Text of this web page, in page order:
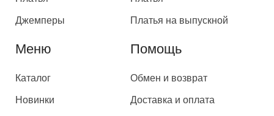
Джемперы Платья на выпускной
Меню
Каталог
Новинки
Помощь
Обмен и возврат
Доставка и оплата